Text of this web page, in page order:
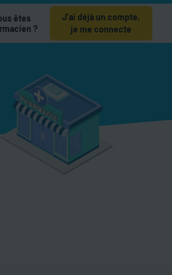
êtes
?
J’ai déjà un compte,
je me connecte